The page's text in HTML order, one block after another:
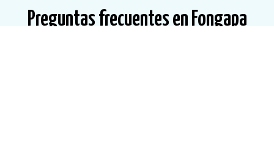
Preguntas frecuentes en Fongapa